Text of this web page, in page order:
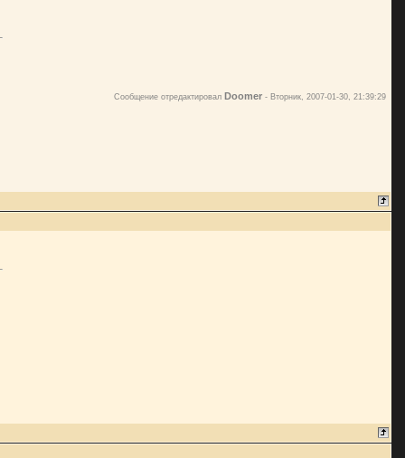
Сообщение отредактировал Doomer - Вторник, 2007-01-30, 21:39:29